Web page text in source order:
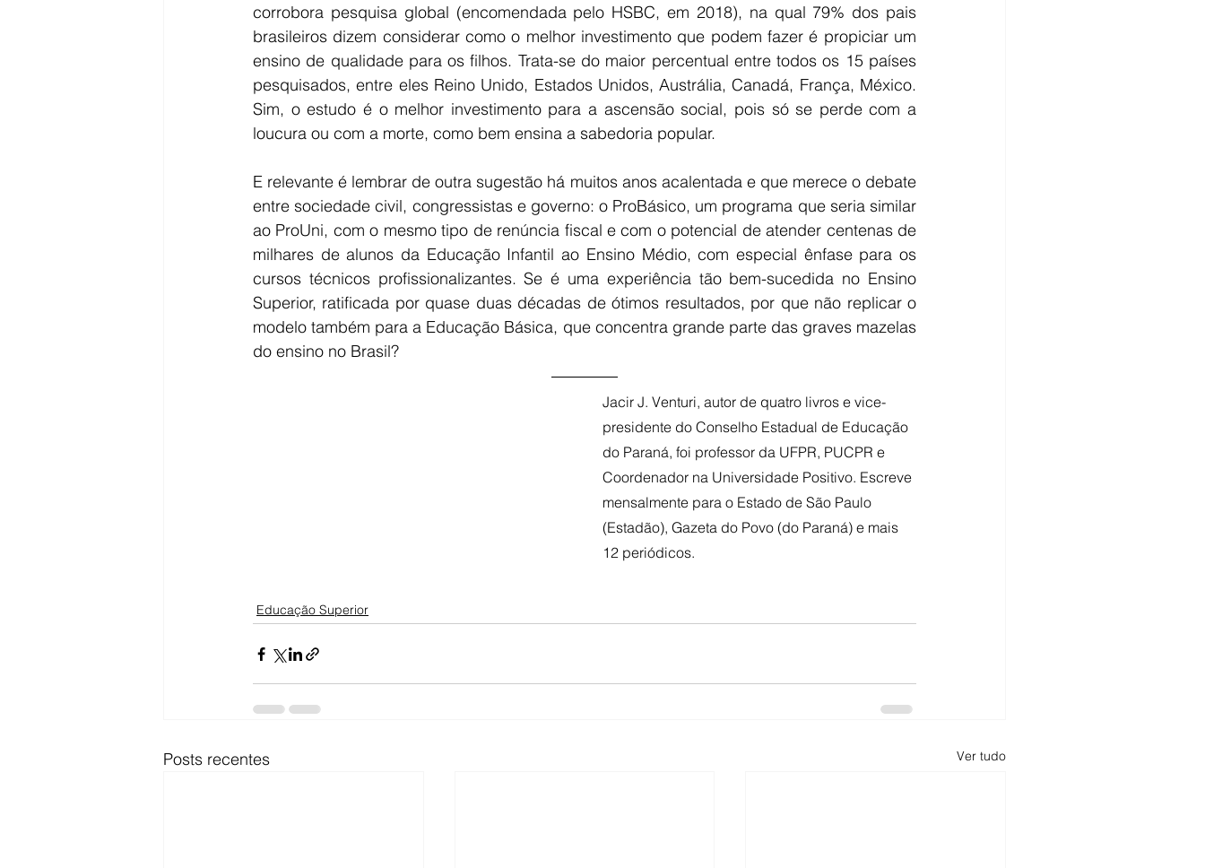
corrobora pesquisa global (encomendada pelo HSBC, em 2018), na qual 79% dos pais
brasileiros dizem considerar como o melhor investimento que podem fazer é propiciar um
ensino de qualidade para os filhos. Trata-se do maior percentual entre todos os 15 países
pesquisados, entre eles Reino Unido, Estados Unidos, Austrália, Canadá, França, México.
Sim, o estudo é o melhor investimento para a ascensão social, pois só se perde com a
loucura ou com a morte, como bem ensina a sabedoria popular.
E relevante é lembrar de outra sugestão há muitos anos acalentada e que merece o debate
entre sociedade civil, congressistas e governo: o ProBásico, um programa que seria similar
ao ProUni, com o mesmo tipo de renúncia fiscal e com o potencial de atender centenas de
milhares de alunos da Educação Infantil ao Ensino Médio, com especial ênfase para os
cursos técnicos profissionalizantes. Se é uma experiência tão bem-sucedida no Ensino
Superior, ratificada por quase duas décadas de ótimos resultados, por que não replicar o
modelo também para a Educação Básica, que concentra grande parte das graves mazelas
do ensino no Brasil?
Jacir J. Venturi, autor de quatro livros e vice-
presidente do Conselho Estadual de Educação
do Paraná, foi professor da UFPR, PUCPR e
Coordenador na Universidade Positivo. Escreve
mensalmente para o Estado de São Paulo
(Estadão), Gazeta do Povo (do Paraná) e mais
12 periódicos.
Educação Superior
Posts recentes Ver tudo